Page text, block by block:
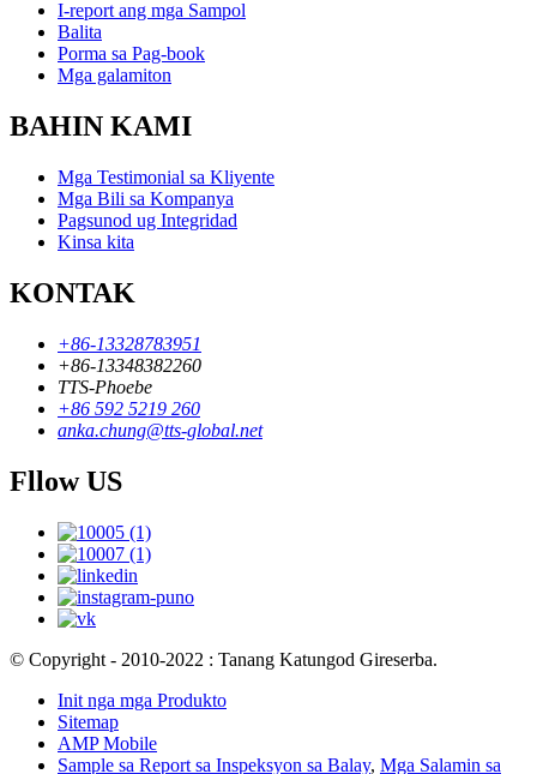
I-report ang mga Sampol
Balita
Porma sa Pag-book
Mga galamiton
BAHIN KAMI
Mga Testimonial sa Kliyente
Mga Bili sa Kompanya
Pagsunod ug Integridad
Kinsa kita
KONTAK
+86-13328783951
+86-13348382260
TTS-Phoebe
+86 592 5219 260
anka.chung@tts-global.net
Fllow US
© Copyright - 2010-2022 : Tanang Katungod Gireserba.
Init nga mga Produkto
Sitemap
AMP Mobile
Sample sa Report sa Inspeksyon sa Balay, Mga Salamin sa